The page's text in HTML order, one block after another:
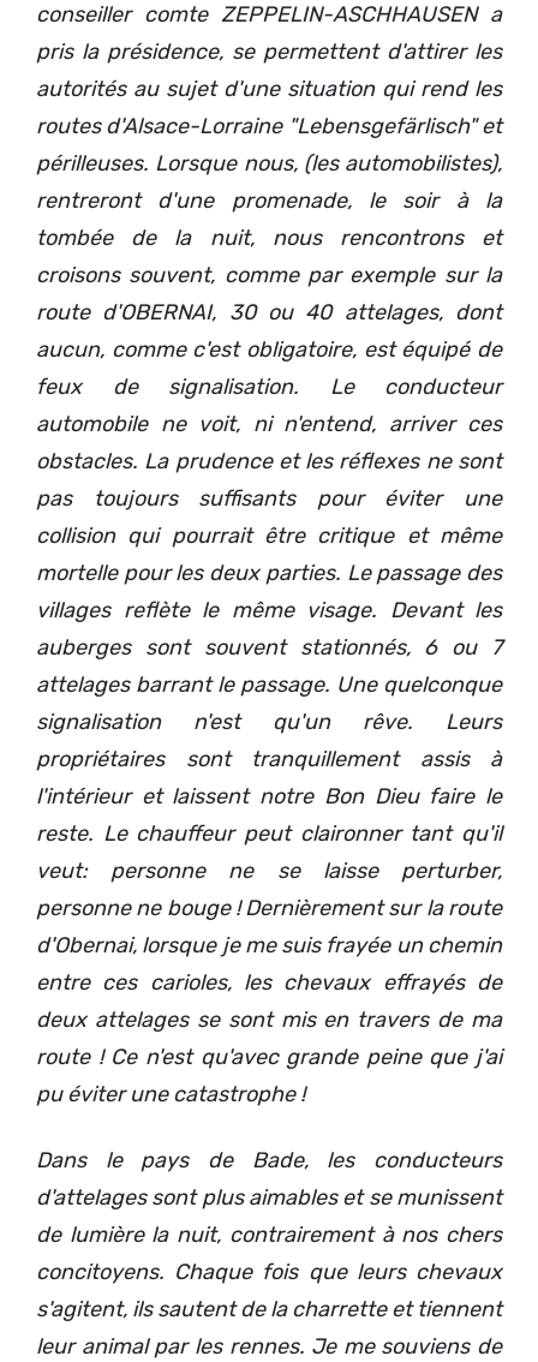
conseiller comte ZEPPELIN-ASCHHAUSEN a
pris la présidence, se permettent d'attirer les
autorités au sujet d'une situation qui rend les
routes d'Alsace-Lorraine "Lebensgefärlisch" et
périlleuses. Lorsque nous, (les automobilistes),
rentreront d'une promenade, le soir à la
tombée de la nuit, nous rencontrons et
croisons souvent, comme par exemple sur la
route d'OBERNAI, 30 ou 40 attelages, dont
aucun, comme c'est obligatoire, est équipé de
feux de signalisation. Le conducteur
automobile ne voit, ni n'entend, arriver ces
obstacles. La prudence et les réflexes ne sont
pas toujours suffisants pour éviter une
collision qui pourrait être critique et même
mortelle pour les deux parties. Le passage des
villages reflète le même visage. Devant les
auberges sont souvent stationnés, 6 ou 7
attelages barrant le passage. Une quelconque
signalisation n'est qu'un rêve. Leurs
propriétaires sont tranquillement assis à
l'intérieur et laissent notre Bon Dieu faire le
reste. Le chauffeur peut claironner tant qu'il
veut: personne ne se laisse perturber,
personne ne bouge ! Dernièrement sur la route
d'Obernai, lorsque je me suis frayée un chemin
entre ces carioles, les chevaux effrayés de
deux attelages se sont mis en travers de ma
route ! Ce n'est qu'avec grande peine que j'ai
pu éviter une catastrophe !
Dans le pays de Bade, les conducteurs
d'attelages sont plus aimables et se munissent
de lumière la nuit, contrairement à nos chers
concitoyens. Chaque fois que leurs chevaux
s'agitent, ils sautent de la charrette et tiennent
leur animal par les rennes. Je me souviens de